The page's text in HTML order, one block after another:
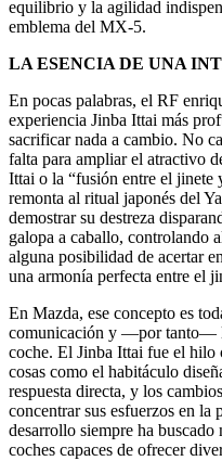
equilibrio y la agilidad
emblema del MX-5.
LA ESENCIA DE UNA
En pocas palabras, el RF
experiencia Jinba Ittai más
sacrificar nada a cambio. No
falta para ampliar el atractivo
Ittai o la “fusión entre el jinete
remonta al ritual japonés del
demostrar su destreza
galopa a caballo, controlando
alguna posibilidad de acertar
una armonía perfecta entre el
En Mazda, ese concepto es
comunicación y —por tanto—
coche. El Jinba Ittai fue el
cosas como el habitáculo
respuesta directa, y los
concentrar sus esfuerzos en
desarrollo siempre ha
coches capaces de ofrecer